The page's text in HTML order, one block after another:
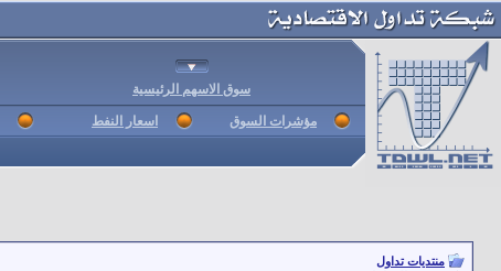
سوق الاسهم الرئيسية
مؤشرات السوق اسعار النفط
منتديات تداول